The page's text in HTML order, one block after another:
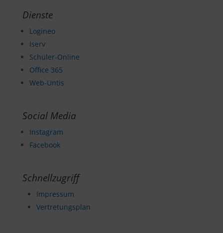
Dienste
Logineo
Iserv
Schüler-Online
Office 365
Web-Untis
Social Media
Instagram
Facebook
Schnellzugriff
Impressum
Vertretungsplan